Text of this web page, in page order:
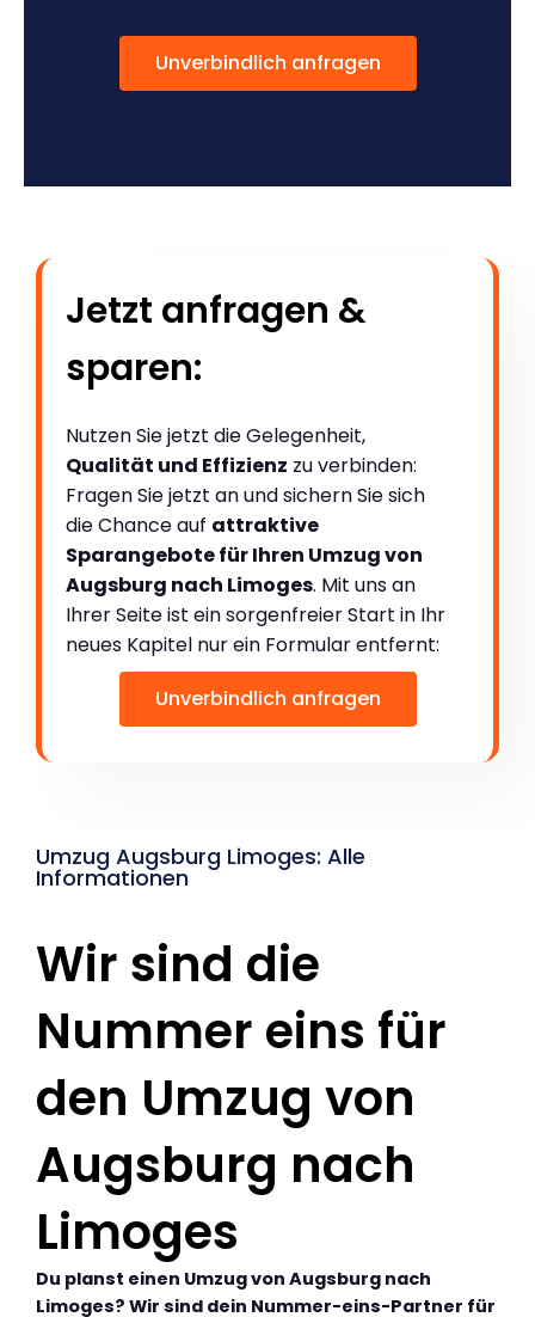
Unverbindlich anfragen
Jetzt anfragen &
sparen:
Nutzen Sie jetzt die Gelegenheit,
Qualität und Effizienz zu verbinden:
Fragen Sie jetzt an und sichern Sie sich
die Chance auf attraktive
Sparangebote für Ihren Umzug von
Augsburg nach Limoges. Mit uns an
Ihrer Seite ist ein sorgenfreier Start in Ihr
neues Kapitel nur ein Formular entfernt:
Unverbindlich anfragen
Umzug Augsburg Limoges: Alle
Informationen
Wir sind die
Nummer eins für
den Umzug von
Augsburg nach
Limoges
Du planst einen Umzug von Augsburg nach
Limoges? Wir sind dein Nummer-eins-Partner für